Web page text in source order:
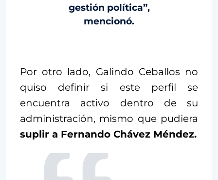
gestión política”,
mencionó.
Por otro lado, Galindo Ceballos no
quiso definir si este perfil se
encuentra activo dentro de su
administración, mismo que pudiera
suplir a Fernando Chávez Méndez.